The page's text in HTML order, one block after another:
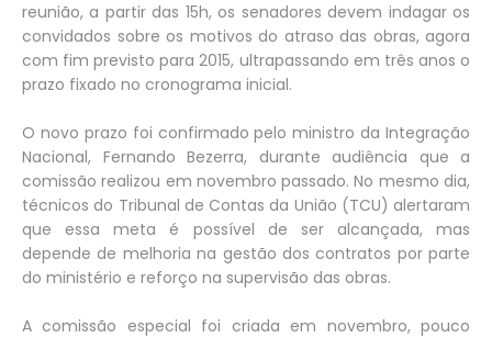
reunião, a partir das 15h, os senadores devem indagar os
convidados sobre os motivos do atraso das obras, agora
com fim previsto para 2015, ultrapassando em três anos o
prazo fixado no cronograma inicial.
O novo prazo foi confirmado pelo ministro da Integração
Nacional, Fernando Bezerra, durante audiência que a
comissão realizou em novembro passado. No mesmo dia,
técnicos do Tribunal de Contas da União (TCU) alertaram
que essa meta é possível de ser alcançada, mas
depende de melhoria na gestão dos contratos por parte
do ministério e reforço na supervisão das obras.
A comissão especial foi criada em novembro, pouco